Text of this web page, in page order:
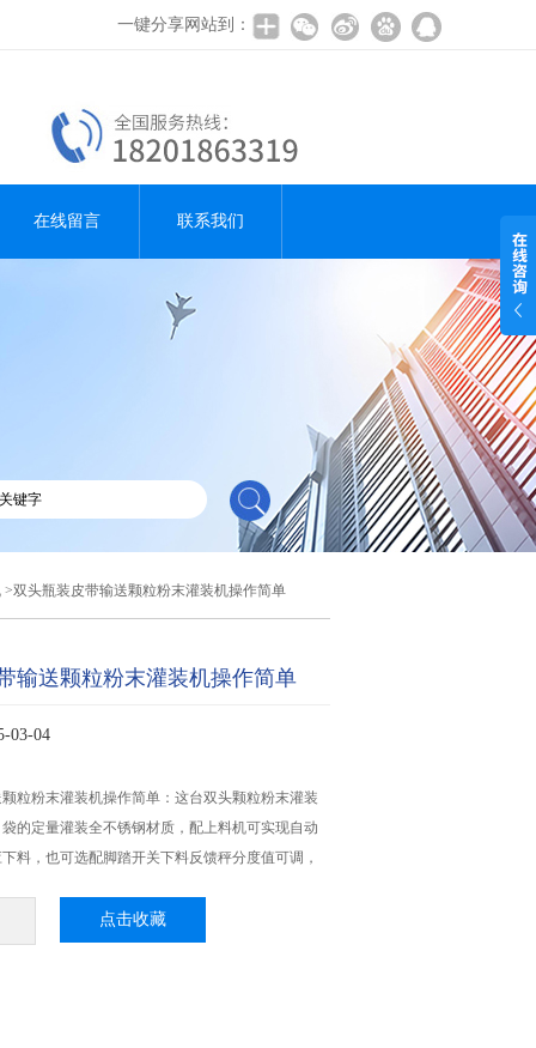
一键分享网站到：
在线留言 联系我们
>双头瓶装皮带输送颗粒粉末灌装机操作简单
输送颗粒粉末灌装机操作简单
03-04
粒粉末灌装机操作简单：这台双头颗粒粉末灌装
的定量灌装全不锈钢材质，配上料机可实现自动
料，也可选配脚踏开关下料反馈秤分度值可调，
点击收藏